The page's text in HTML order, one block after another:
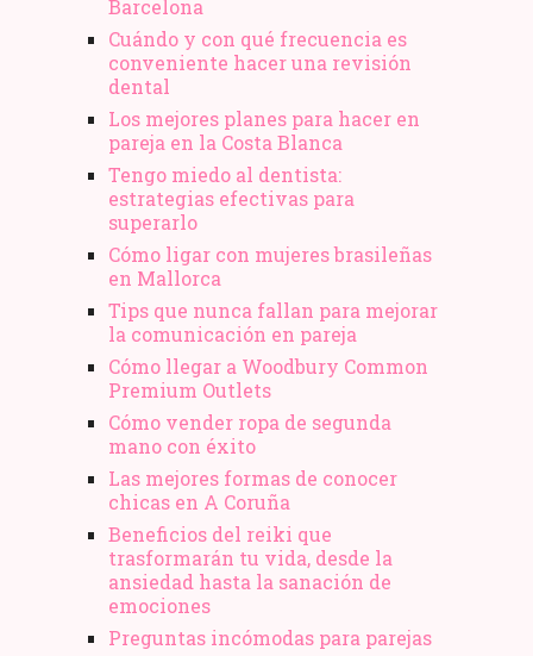
Barcelona
Cuándo y con qué frecuencia es
conveniente hacer una revisión
dental
Los mejores planes para hacer en
pareja en la Costa Blanca
Tengo miedo al dentista:
estrategias efectivas para
superarlo
Cómo ligar con mujeres brasileñas
en Mallorca
Tips que nunca fallan para mejorar
la comunicación en pareja
Cómo llegar a Woodbury Common
Premium Outlets
Cómo vender ropa de segunda
mano​ con éxito
Las mejores formas de conocer
chicas en A Coruña
Beneficios del reiki que
trasformarán tu vida, desde la
ansiedad hasta la sanación de
emociones
Preguntas incómodas para parejas